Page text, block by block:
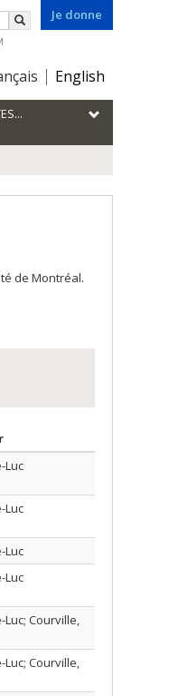
Je donne
English
Search
de Montréal.
order
Luc
Luc
Luc
Luc
Luc; Courville,
Luc; Courville,